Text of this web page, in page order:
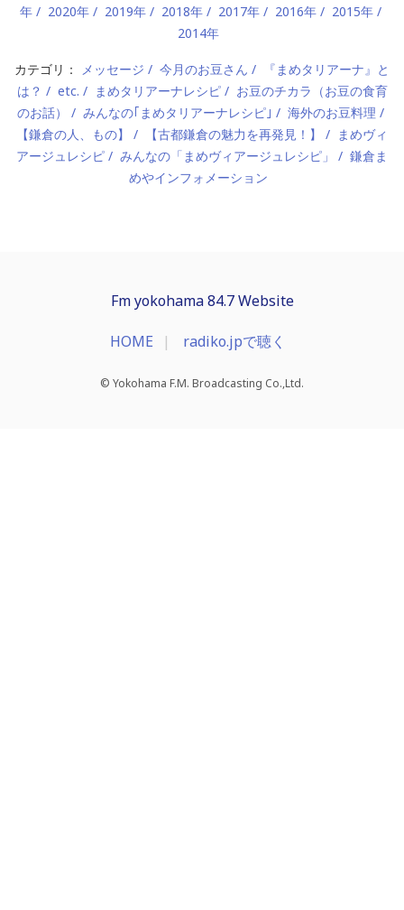
年
2020年 2019年 2018年 2017年 2016年
2015年
2014年
カテゴリ： メッセージ 今月のお豆さん
『まめタリアーナ』と
は？
etc. まめタリアーナレシピ
お豆のチカラ（お豆の食育
のお話）
みんなの｢まめタリアーナレシピ｣
海外のお豆料理
【鎌倉の人、もの】
【古都鎌倉の魅力を再発見！】
まめヴィ
アージュレシピ
みんなの「まめヴィアージュレシピ」
鎌倉ま
めやインフォメーション
Fm yokohama 84.7 Website
HOME radiko.jpで聴く
© Yokohama F.M. Broadcasting Co.,Ltd.